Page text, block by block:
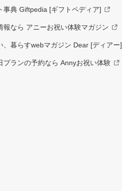
事典 Giftpedia [ギフトペディア]
報なら アニーお祝い体験マガジン
、暮らすwebマガジン Dear [ディアー]
プランの予約なら Annyお祝い体験